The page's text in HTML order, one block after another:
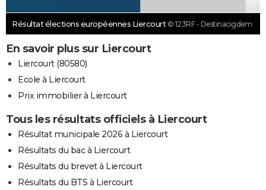
Résultat élections européennes Liercourt © 123RF - Destinacigdem
En savoir plus sur Liercourt
Liercourt (80580)
Ecole à Liercourt
Prix immobilier à Liercourt
Tous les résultats officiels à Liercourt
Résultat municipale 2026 à Liercourt
Résultats du bac à Liercourt
Résultats du brevet à Liercourt
Résultats du BTS à Liercourt